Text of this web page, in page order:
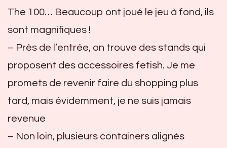
The 100… Beaucoup ont joué le jeu à fond, ils
sont magnifiques !
– Près de l’entrée, on trouve des stands qui
proposent des accessoires fetish. Je me
promets de revenir faire du shopping plus
tard, mais évidemment, je ne suis jamais
revenue
– Non loin, plusieurs containers alignés